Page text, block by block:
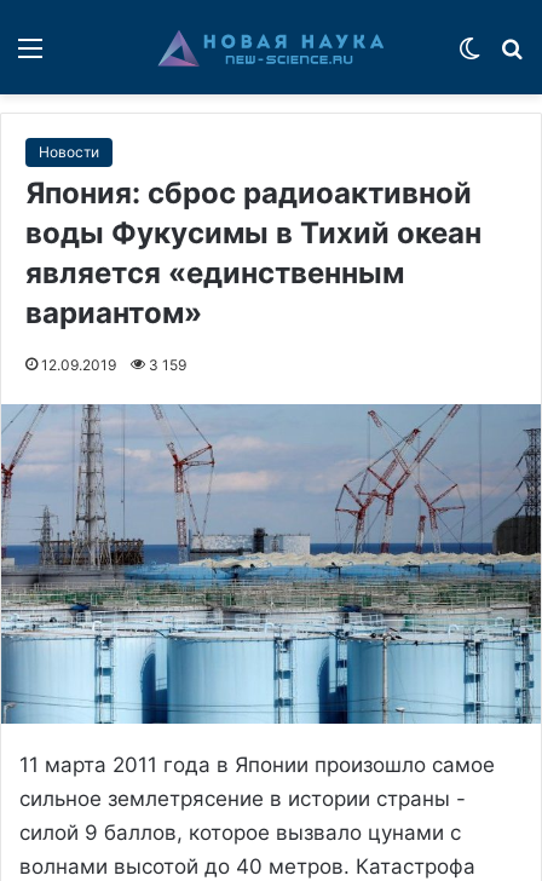
Новости
Япония: сброс радиоактивной
воды Фукусимы в Тихий океан
является «единственным
вариантом»
12.09.2019 3 159
11 марта 2011 года в Японии произошло самое
сильное землетрясение в истории страны -
силой 9 баллов, которое вызвало цунами с
волнами высотой до 40 метров. Катастрофа